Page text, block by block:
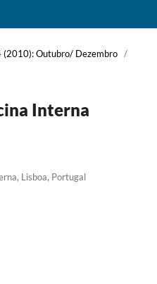
(2010): Outubro/ Dezembro /
Interna
Lisboa, Portugal